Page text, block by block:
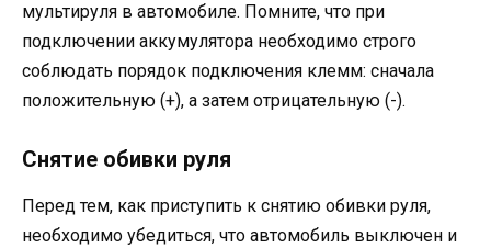
мультируля в автомобиле. Помните, что при
подключении аккумулятора необходимо строго
соблюдать порядок подключения клемм: сначала
положительную (+), а затем отрицательную (-).
Снятие обивки руля
Перед тем, как приступить к снятию обивки руля,
необходимо убедиться, что автомобиль выключен и